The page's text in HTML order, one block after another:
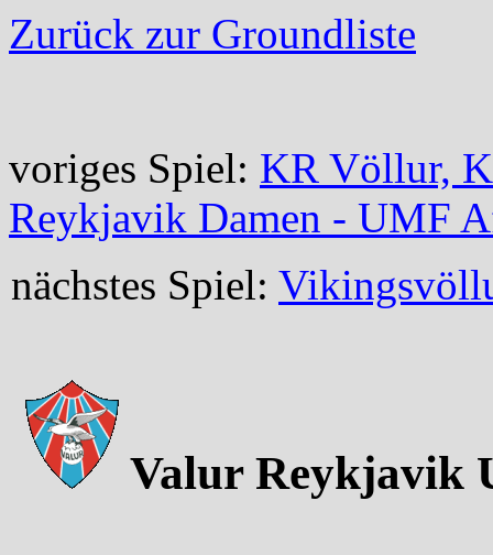
Zurück zur Groundliste
voriges Spiel: KR Völlur,
Reykjavik Damen - UMF
nächstes Spiel:
Valur Reykjavik